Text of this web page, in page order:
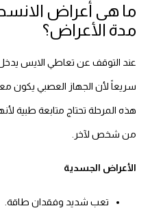
ما هى أعراض
مدة الأعراض؟
عند التوقف عن تعاطي الايس
سريعاً لأن الجهاز العصبي يكون
هذه المرحلة تحتاج متابعة طبية
من شخص لآخر.
الأعراض الجسدية
تعب شديد وفقدان طاقة.